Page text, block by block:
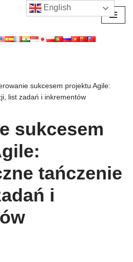
sukcesem projektu Agile:
list zadań i inkrementów
sukcesem
tańczenie
i
English